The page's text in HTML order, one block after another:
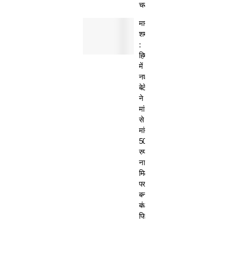
चरस
मानवता
शर्मसार
:
हिमाचल
में
नशेड़ी
बेटे
ने
मां
से
मांगे
50
रुपए-
ना
मिलने
पर
बनाया
बंधक,
फिर…